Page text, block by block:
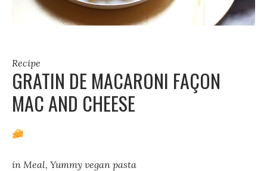
Recipe
GRATIN DE MACARONI FAÇON
MAC AND CHEESE
in Meal, Yummy vegan pasta